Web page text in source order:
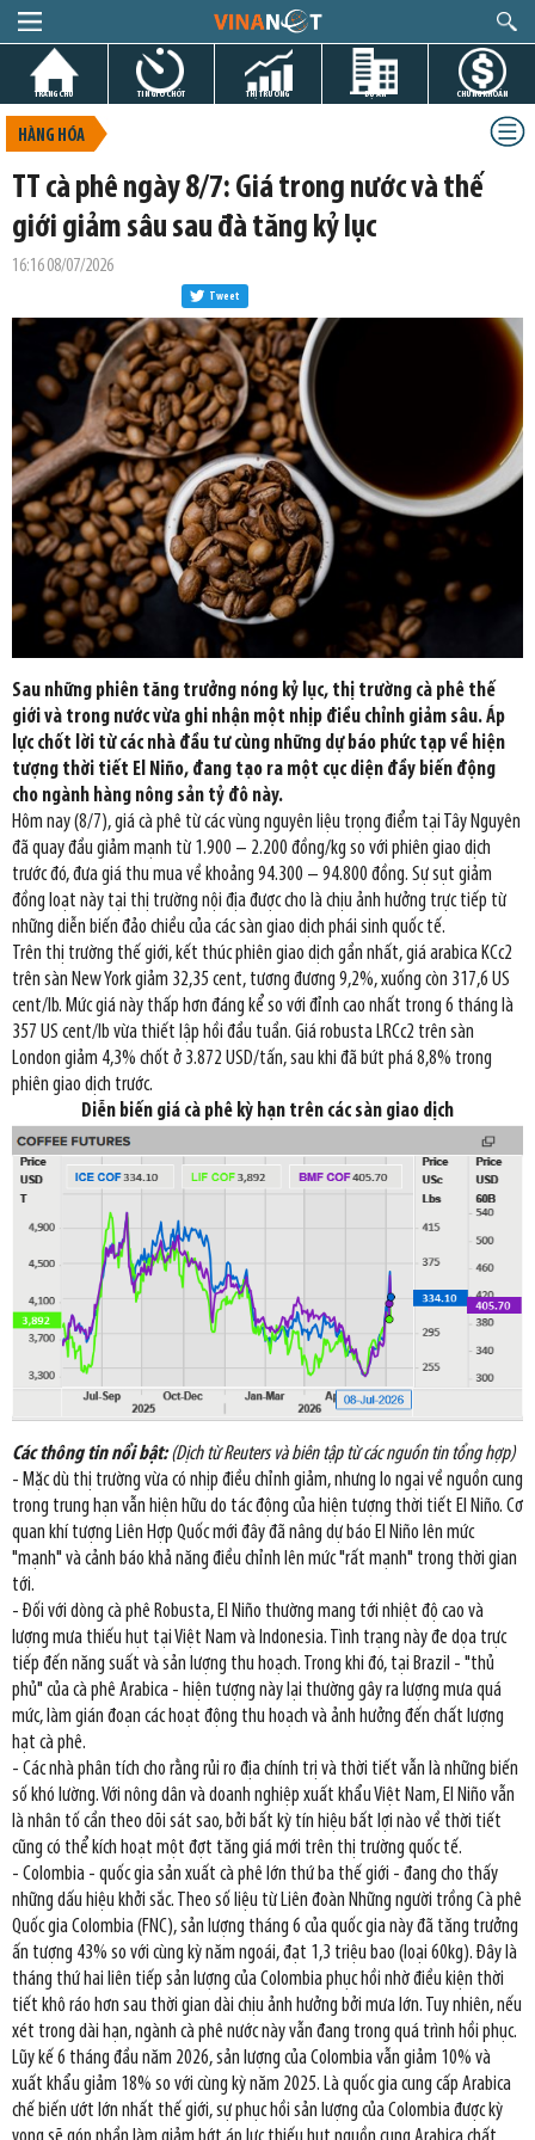
TRANG CHỦ TIN GIỜ CHÓT THỊ TRƯỜNG DỰ ÁN CHỨNG KHOÁN
HÀNG HÓA
TT cà phê ngày 8/7: Giá trong nước và thế
giới giảm sâu sau đà tăng kỷ lục
16:16 08/07/2026
Tweet
Sau những phiên tăng trưởng nóng kỷ lục, thị trường cà phê thế
giới và trong nước vừa ghi nhận một nhịp điều chỉnh giảm sâu. Áp
lực chốt lời từ các nhà đầu tư cùng những dự báo phức tạp về hiện
tượng thời tiết El Niño, đang tạo ra một cục diện đầy biến động
cho ngành hàng nông sản tỷ đô này.
Hôm nay (8/7), giá cà phê từ các vùng nguyên liệu trọng điểm tại Tây Nguyên
đã quay đầu giảm mạnh từ 1.900 – 2.200 đồng/kg so với phiên giao dịch
trước đó, đưa giá thu mua về khoảng 94.300 – 94.800 đồng. Sự sụt giảm
đồng loạt này tại thị trường nội địa được cho là chịu ảnh hưởng trực tiếp từ
những diễn biến đảo chiều của các sàn giao dịch phái sinh quốc tế.
Trên thị trường thế giới, kết thúc phiên giao dịch gần nhất, giá arabica KCc2
trên sàn New York giảm 32,35 cent, tương đương 9,2%, xuống còn 317,6 US
cent/lb. Mức giá này thấp hơn đáng kể so với đỉnh cao nhất trong 6 tháng là
357 US cent/lb vừa thiết lập hồi đầu tuần. Giá robusta LRCc2 trên sàn
London giảm 4,3% chốt ở 3.872 USD/tấn, sau khi đã bứt phá 8,8% trong
phiên giao dịch trước.
Diễn biến giá cà phê kỳ hạn trên các sàn giao dịch
Các thông tin nổi bật:(Dịch từ Reuters và biên tập từ các nguồn tin tổng hợp)
- Mặc dù thị trường vừa có nhịp điều chỉnh giảm, nhưng lo ngại về nguồn cung
trong trung hạn vẫn hiện hữu do tác động của hiện tượng thời tiết El Niño. Cơ
quan khí tượng Liên Hợp Quốc mới đây đã nâng dự báo El Niño lên mức
"mạnh" và cảnh báo khả năng điều chỉnh lên mức "rất mạnh" trong thời gian
tới.
- Đối với dòng cà phê Robusta, El Niño thường mang tới nhiệt độ cao và
lượng mưa thiếu hụt tại Việt Nam và Indonesia. Tình trạng này đe dọa trực
tiếp đến năng suất và sản lượng thu hoạch. Trong khi đó, tại Brazil - "thủ
phủ" của cà phê Arabica - hiện tượng này lại thường gây ra lượng mưa quá
mức, làm gián đoạn các hoạt động thu hoạch và ảnh hưởng đến chất lượng
hạt cà phê.
- Các nhà phân tích cho rằng rủi ro địa chính trị và thời tiết vẫn là những biến
số khó lường. Với nông dân và doanh nghiệp xuất khẩu Việt Nam, El Niño vẫn
là nhân tố cần theo dõi sát sao, bởi bất kỳ tín hiệu bất lợi nào về thời tiết
cũng có thể kích hoạt một đợt tăng giá mới trên thị trường quốc tế.
- Colombia - quốc gia sản xuất cà phê lớn thứ ba thế giới - đang cho thấy
những dấu hiệu khởi sắc. Theo số liệu từ Liên đoàn Những người trồng Cà phê
Quốc gia Colombia (FNC), sản lượng tháng 6 của quốc gia này đã tăng trưởng
ấn tượng 43% so với cùng kỳ năm ngoái, đạt 1,3 triệu bao (loại 60kg). Đây là
tháng thứ hai liên tiếp sản lượng của Colombia phục hồi nhờ điều kiện thời
tiết khô ráo hơn sau thời gian dài chịu ảnh hưởng bởi mưa lớn. Tuy nhiên, nếu
xét trong dài hạn, ngành cà phê nước này vẫn đang trong quá trình hồi phục.
Lũy kế 6 tháng đầu năm 2026, sản lượng của Colombia vẫn giảm 10% và
xuất khẩu giảm 18% so với cùng kỳ năm 2025. Là quốc gia cung cấp Arabica
chế biến ướt lớn nhất thế giới, sự phục hồi sản lượng của Colombia được kỳ